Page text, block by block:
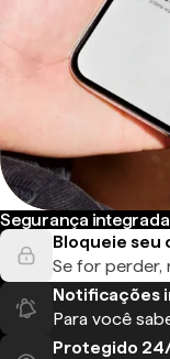
Segurança
Bloqueie seu
Se for perder,
Notificações
Para você
Protegido